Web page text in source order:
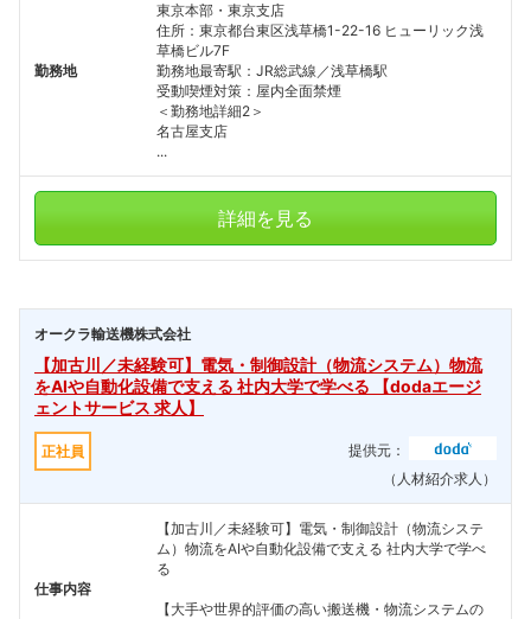
勤務地
東京本部・東京支店
住所：東京都台東区浅草橋1-22-16 ヒューリック浅
草橋ビル7F
勤務地最寄駅：JR総武線／浅草橋駅
受動喫煙対策：屋内全面禁煙
＜勤務地詳細2＞
名古屋支店
...
詳細を見る
オークラ輸送機株式会社
【加古川／未経験可】電気・制御設計（物流システム）物流
をAIや自動化設備で支える 社内大学で学べる 【dodaエージ
ェントサービス 求人】
正社員
提供元：
（人材紹介求人）
仕事内容
【加古川／未経験可】電気・制御設計（物流システ
ム）物流をAIや自動化設備で支える 社内大学で学べ
る
【大手や世界的評価の高い搬送機・物流システムの